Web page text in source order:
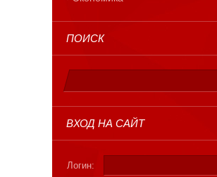
ПОИСК
ВХОД НА САЙТ
Логин: